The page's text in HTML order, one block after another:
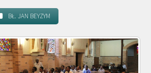
BŁ. JAN BEYZYM